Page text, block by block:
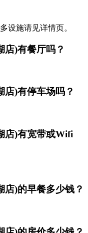
设施请见详情页。
店)有餐厅吗？
店)有停车场吗？
店)有宽带或Wifi
店)的早餐多少钱？